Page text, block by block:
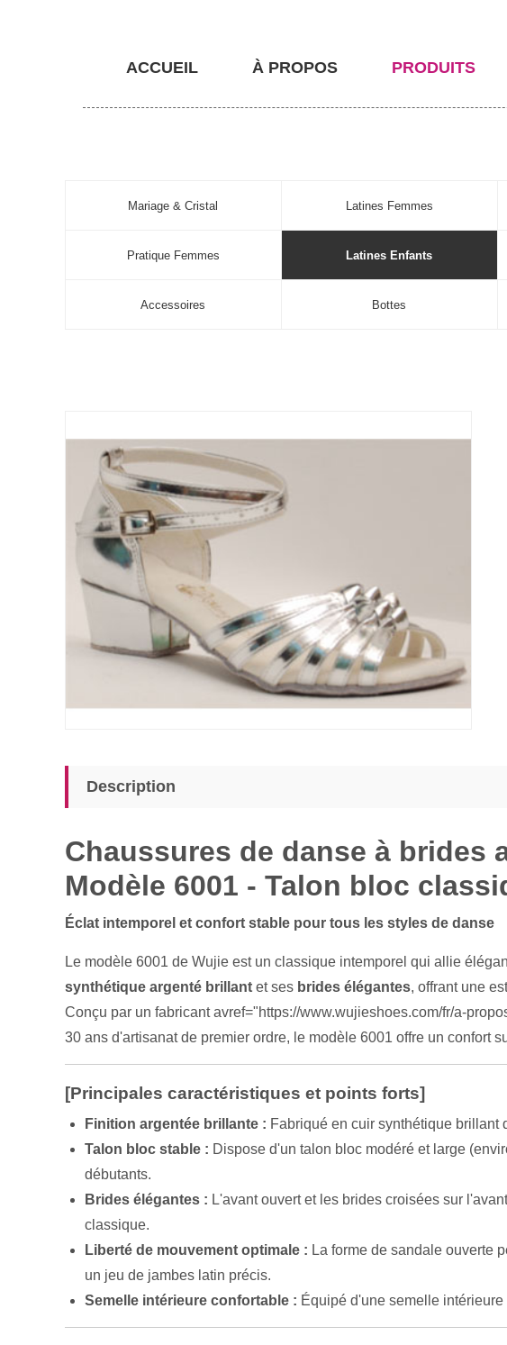
ACCUEIL À PROPOS PRODUITS
Mariage & Cristal Latines Femmes
Pratique Femmes Latines Enfants
Accessoires Bottes
Description
Chaussures de danse à brides
Modèle 6001 - Talon bloc
Éclat intemporel et confort stable pour tous les styles de danse
Le modèle 6001 de Wujie est un classique intemporel qui allie
synthétique argenté brillant et ses brides élégantes, offrant une
Conçu par un fabricant avref="https://www.wujieshoes.com/fr/a-
30 ans d'artisanat de premier ordre, le modèle 6001 offre un confort
[Principales caractéristiques et points forts]
Finition argentée brillante : Fabriqué en cuir synthétique brillant
Talon bloc stable : Dispose d'un talon bloc modéré et large
débutants.
Brides élégantes : L'avant ouvert et les brides croisées sur
classique.
Liberté de mouvement optimale : La forme de sandale ouverte
un jeu de jambes latin précis.
Semelle intérieure confortable : Équipé d'une semelle